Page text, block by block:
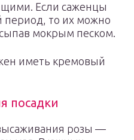
Если саженцы
период, то их можно
мокрым песком.
иметь кремовый
посадки
розы —